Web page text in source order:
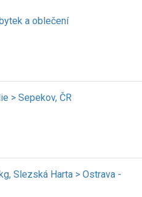
a oblečení
> Sepekov, ČR
Slezská Harta > Ostrava -